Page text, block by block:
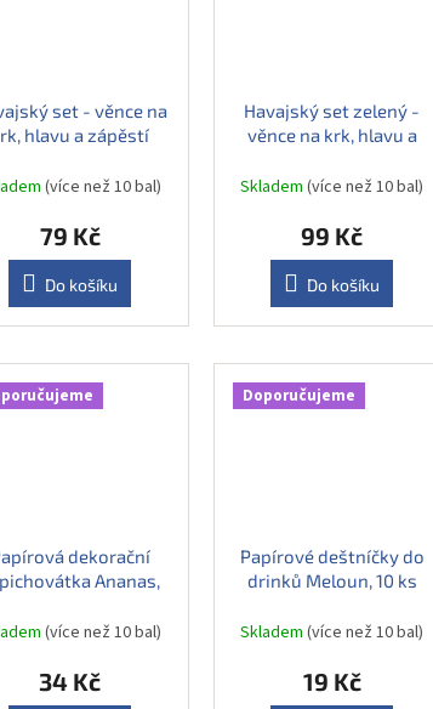
set - věnce na
hlavu a zápěstí
(více než 10 bal)
79 Kč
Do košíku
Havajský set zelený -
věnce na krk, hlavu a
Skladem(více než 10 bal)
99 Kč
Do košíku
dekorační
Ananas,
(více než 10 bal)
34 Kč
Doporučujeme
Papírové deštníčky do
drinků Meloun, 10 ks
Skladem(více než 10 bal)
19 Kč